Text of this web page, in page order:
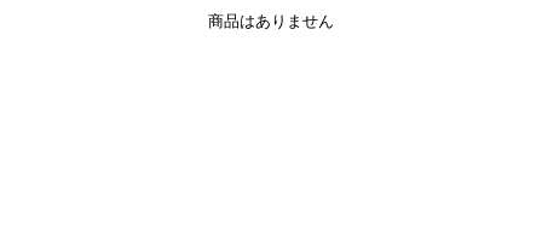
商品はありません